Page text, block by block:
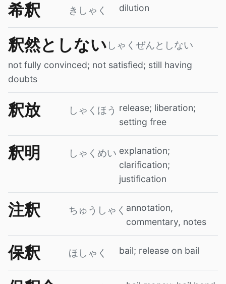
希釈 きしゃく dilution
釈然としない しゃくぜんとしない
not fully convinced; not satisfied; still having
doubts
釈放 しゃくほう release; liberation;
setting free
釈明 しゃくめい explanation;
clarification;
justification
注釈 ちゅうしゃく annotation,
commentary, notes
保釈 ほしゃく bail; release on bail